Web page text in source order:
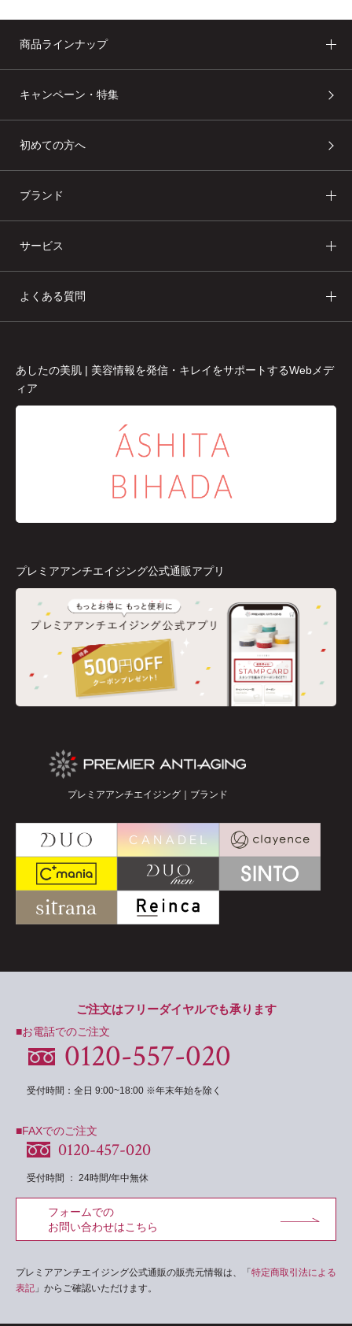
商品ラインナップ
キャンペーン・特集
初めての方へ
ブランド
サービス
よくある質問
あしたの美肌 | 美容情報を発信・キレイをサポートするWebメデ
ィア
プレミアアンチエイジング公式通販アプリ
プレミアアンチエイジング｜ブランド
ご注文はフリーダイヤルでも承ります
■お電話でのご注文
0120-557-020
受付時間：全日 9:00~18:00 ※年末年始を除く
■FAXでのご注文
0120-457-020
受付時間 ： 24時間/年中無休
フォームでの
お問い合わせはこちら
プレミアアンチエイジング公式通販の販売元情報は、「 特定商取引法による
表記 」からご確認いただけます。